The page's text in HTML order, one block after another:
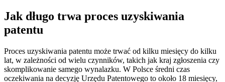
Jak długo trwa proces uzyskiwania
patentu
Proces uzyskiwania patentu może trwać od kilku miesięcy do kilku
lat, w zależności od wielu czynników, takich jak kraj zgłoszenia czy
skomplikowanie samego wynalazku. W Polsce średni czas
oczekiwania na decyzję Urzędu Patentowego to około 18 miesięcy,